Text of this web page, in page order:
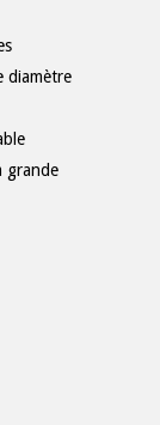
diamètre
grande